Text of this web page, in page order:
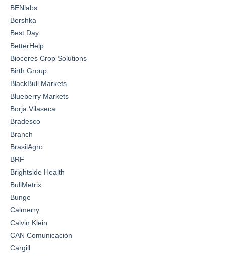
BENlabs
Bershka
Best Day
BetterHelp
Bioceres Crop Solutions
Birth Group
BlackBull Markets
Blueberry Markets
Borja Vilaseca
Bradesco
Branch
BrasilAgro
BRF
Brightside Health
BullMetrix
Bunge
Calmerry
Calvin Klein
CAN Comunicación
Cargill